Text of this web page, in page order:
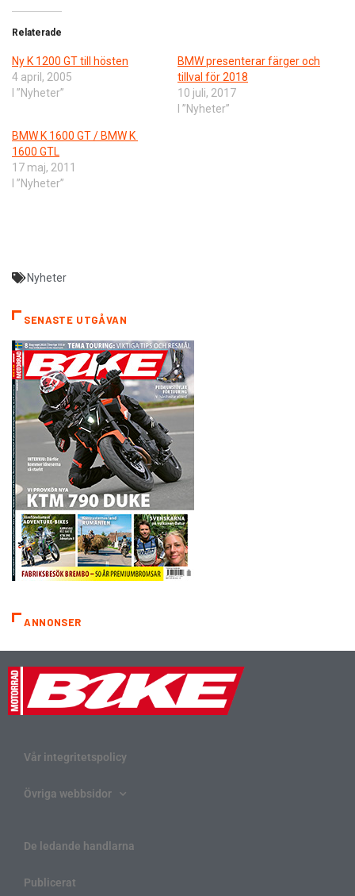
Relaterade
Ny K 1200 GT till hösten
4 april, 2005
I ”Nyheter”
BMW presenterar färger och
tillval för 2018
10 juli, 2017
I ”Nyheter”
BMW K 1600 GT / BMW K
1600 GTL
17 maj, 2011
I ”Nyheter”
Nyheter
SENASTE UTGÅVAN
ANNONSER
Vår integritetspolicy
Övriga webbsidor
De ledande handlarna
Publicerat